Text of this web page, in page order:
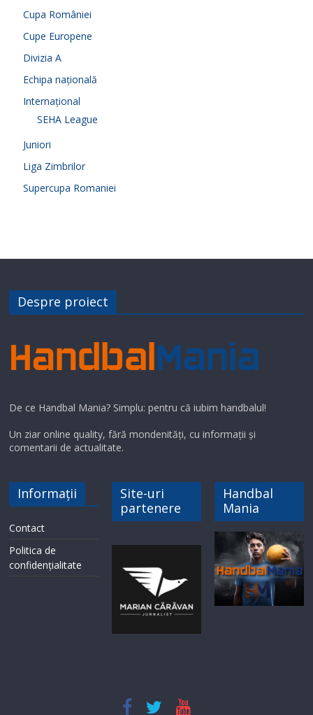
Cupa României
Cupe Europene
Divizia A
Echipa națională
Internațional
SEHA League
Juniori
Liga Zimbrilor
Supercupa Romaniei
Despre proiect
De ce Handbal Mania? Simplu: pentru că iubim handbalul!
Un ziar online quality, fără mondenități, cu informații și
comentarii de actualitate.
Informații
Contact
Politica de
confidențialitate
Site-uri
partenere
Handbal
Mania